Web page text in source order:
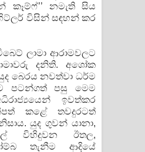
කෑම්ෆ්’’ නමැති සිය
විසින් සඳහන් කර
ලාමා ආරාමවලට
දනිති. අශෝක
​බෙරය නවත්වා ධර්ම
පටන්ගත් පසු මෙම
ඉවත්කර
කළේ තවදුරටත්
යුද ගුවන් යානා,
විහිදුවන ඊතල,
තැනීම ආදියේ